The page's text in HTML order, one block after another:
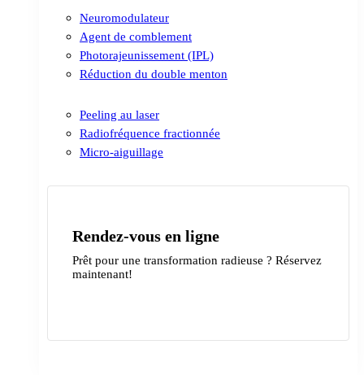
Neuromodulateur
Agent de comblement
Photorajeunissement (IPL)
Réduction du double menton
Peeling au laser
Radiofréquence fractionnée
Micro-aiguillage
Rendez-vous en ligne
Prêt pour une transformation radieuse ? Réservez
maintenant!